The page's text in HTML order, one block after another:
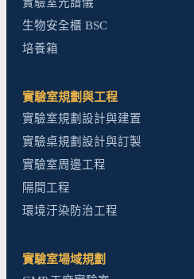
生物安全櫃 BSC
培養箱
實驗室規劃與工程
實驗室規劃設計與建置
實驗桌規劃設計與訂製
實驗室周邊工程
隔間工程
環境汙染防治工程
實驗室場域規劃